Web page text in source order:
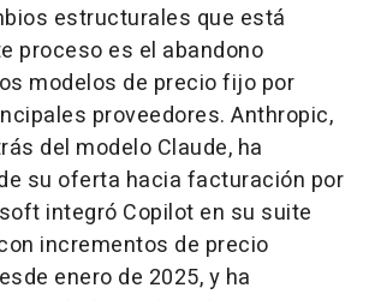
estructurales que está
proceso es el abandono
modelos de precio fijo por
proveedores. Anthropic,
del modelo Claude, ha
su oferta hacia facturación por
integró Copilot en su suite
incrementos de precio
enero de 2025, y ha